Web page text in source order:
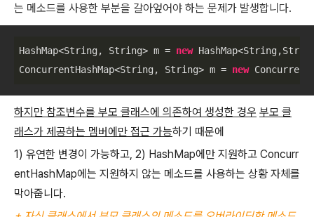
는 메소드를 사용한 부분을 갈아엎어야 하는 문제가 발생합니다.
HashMap<String, String> m = new
ConcurrentHashMap<String, String> m = new
하지만 참조변수를 부모 클래스에 의존하여 생성한 경우 부모 클
래스가 제공하는 멤버에만 접근 가능하기 때문에
1) 유연한 변경이 가능하고, 2) HashMap에만 지원하고 Concurr
entHashMap에는 지원하지 않는 메소드를 사용하는 상황 자체를
막아줍니다.